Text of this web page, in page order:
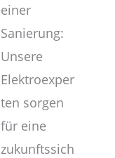
einer
Sanierung:
Unsere
Elektroexper
ten sorgen
für eine
zukunftssich